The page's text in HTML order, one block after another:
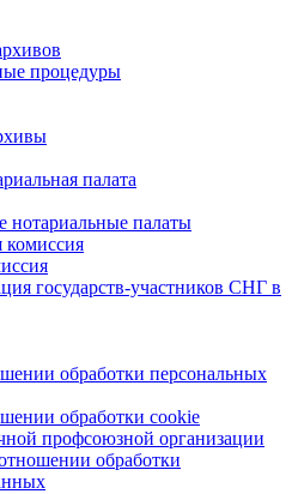
процедуры
палата
нотариальные палаты
государств-участников СНГ в
обработки персональных
обработки cookie
профсоюзной организации
обработки